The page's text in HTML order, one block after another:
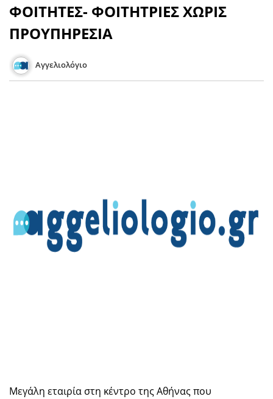
ΦΟΙΤΗΤΕΣ- ΦΟΙΤΗΤΡΙΕΣ ΧΩΡΙΣ
ΠΡΟΥΠΗΡΕΣΙΑ
Αγγελιολόγιο
Μεγάλη εταιρία στη κέντρο της Αθήνας που